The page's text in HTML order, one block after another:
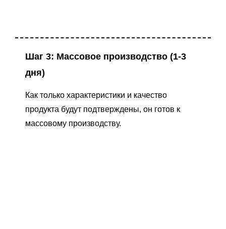
Шаг 3: Массовое производство (1-3
дня)
Как только характеристики и качество
продукта будут подтверждены, он готов к
массовому производству.